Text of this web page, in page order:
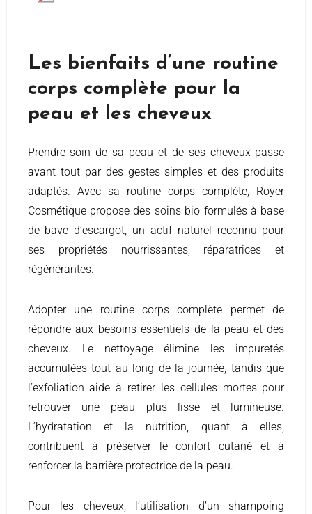
Les bienfaits d’une routine
corps complète pour la
peau et les cheveux
Prendre soin de sa peau et de ses cheveux passe
avant tout par des gestes simples et des produits
adaptés. Avec sa routine corps complète, Royer
Cosmétique propose des soins bio formulés à base
de bave d’escargot, un actif naturel reconnu pour
ses propriétés nourrissantes, réparatrices et
régénérantes.
Adopter une routine corps complète permet de
répondre aux besoins essentiels de la peau et des
cheveux. Le nettoyage élimine les impuretés
accumulées tout au long de la journée, tandis que
l’exfoliation aide à retirer les cellules mortes pour
retrouver une peau plus lisse et lumineuse.
L’hydratation et la nutrition, quant à elles,
contribuent à préserver le confort cutané et à
renforcer la barrière protectrice de la peau.
Pour les cheveux, l’utilisation d’un shampoing